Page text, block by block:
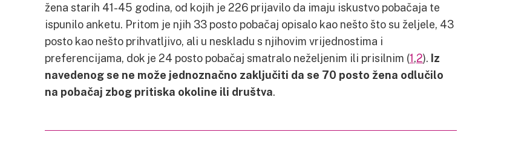
žena starih 41-45 godina, od kojih je 226 prijavilo da imaju iskustvo pobačaja te
ispunilo anketu. Pritom je njih 33 posto pobačaj opisalo kao nešto što su željele, 43
posto kao nešto prihvatljivo, ali u neskladu s njihovim vrijednostima i
preferencijama, dok je 24 posto pobačaj smatralo neželjenim ili prisilnim (1,2). Iz
navedenog se ne može jednoznačno zaključiti da se 70 posto žena odlučilo
na pobačaj zbog pritiska okoline ili društva.